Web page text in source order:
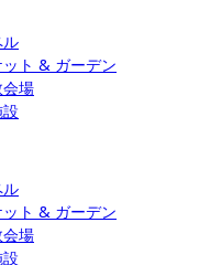
ト & ガーデン
場
ト & ガーデン
場